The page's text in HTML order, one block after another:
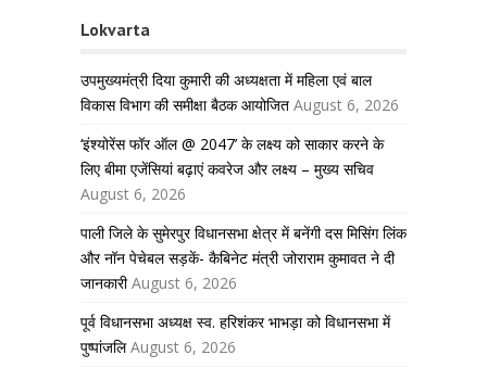
Lokvarta
उपमुख्यमंत्री दिया कुमारी की अध्यक्षता में महिला एवं बाल
विकास विभाग की समीक्षा बैठक आयोजित August 6, 2026
‘इंश्योरेंस फॉर ऑल @ 2047’ के लक्ष्य को साकार करने के
लिए बीमा एजेंसियां बढ़ाएं कवरेज और लक्ष्य – मुख्य सचिव
August 6, 2026
पाली जिले के सुमेरपुर विधानसभा क्षेत्र में बनेंगी दस मिसिंग लिंक
और नॉन पेचेबल सड़कें- कैबिनेट मंत्री जोराराम कुमावत ने दी
जानकारी August 6, 2026
पूर्व विधानसभा अध्यक्ष स्व. हरिशंकर भाभड़ा को विधानसभा में
पुष्पांजलि August 6, 2026